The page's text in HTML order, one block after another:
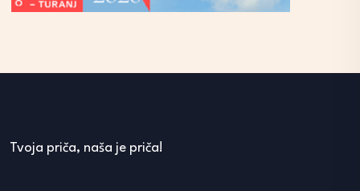
Tvoja priča, naša je priča!